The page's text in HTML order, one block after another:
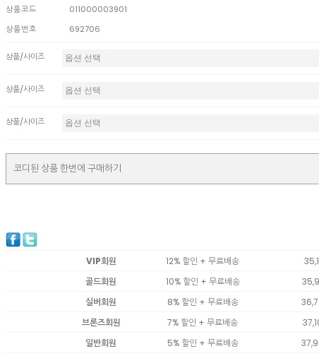
상품코드
011000003901
상품번호
692706
상품/사이즈
상품/사이즈
상품/사이즈
코디된 상품 한번에 구매하기
VIP회원 12% 할인 + 무료배송
골드회원
10% 할인 + 무료배송
실버회원
8% 할인 + 무료배송
브론즈회원
7% 할인 + 무료배송
일반회원
5% 할인 + 무료배송